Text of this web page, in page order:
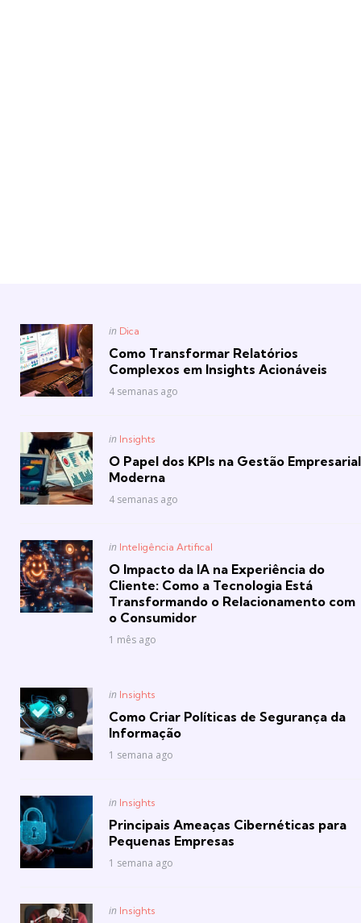
Posted
in Dica
Como Transformar Relatórios
Complexos em Insights Acionáveis
4 semanas ago
Posted
in Insights
O Papel dos KPIs na Gestão Empresarial
Moderna
4 semanas ago
Posted
in Inteligência Artifical
O Impacto da IA na Experiência do
Cliente: Como a Tecnologia Está
Transformando o Relacionamento com
o Consumidor
1 mês ago
Posted
in Insights
Como Criar Políticas de Segurança da
Informação
1 semana ago
Posted
in Insights
Principais Ameaças Cibernéticas para
Pequenas Empresas
1 semana ago
Posted
in Insights